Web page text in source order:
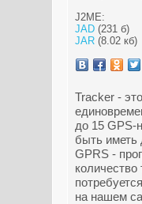
J2ME:
JAD (231 б)
JAR (8.02 кб)
Tracker -
до 15 GPS-
быть иметь
GPRS -
на нашем